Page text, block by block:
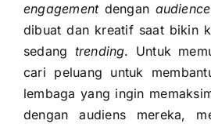
engagementdengan audience
dibuat dan kreatif saat bikin
sedang trending. Untuk
cari peluang untuk
lembaga yang ingin
dengan audiens mereka,